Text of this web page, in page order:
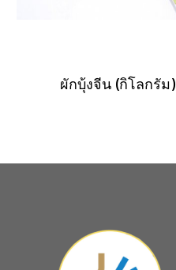
ผักบุ้งจีน (กิโลกรัม)